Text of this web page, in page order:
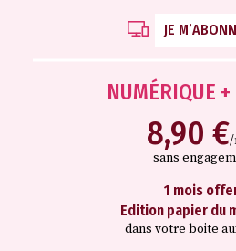
JE
NUMÉRIQUE
8,90 €/
sans
1 mois
Edition papier du
dans votre boite